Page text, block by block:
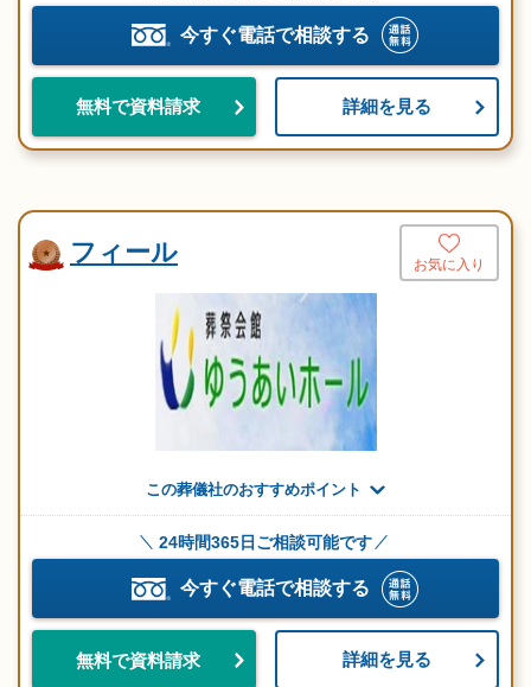
今すぐ電話で相談する
無料で資料請求 詳細を見る
フィール お気に入り
この葬儀社のおすすめポイント
24時間365日ご相談可能です
今すぐ電話で相談する
無料で資料請求 詳細を見る